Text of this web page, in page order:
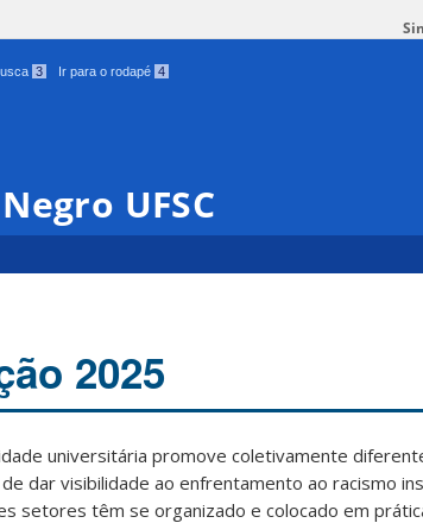
3 Ir para o rodapé 4
UFSC
2025
universitária promove coletivamente
dar visibilidade ao enfrentamento ao racismo
setores têm se organizado e colocado em